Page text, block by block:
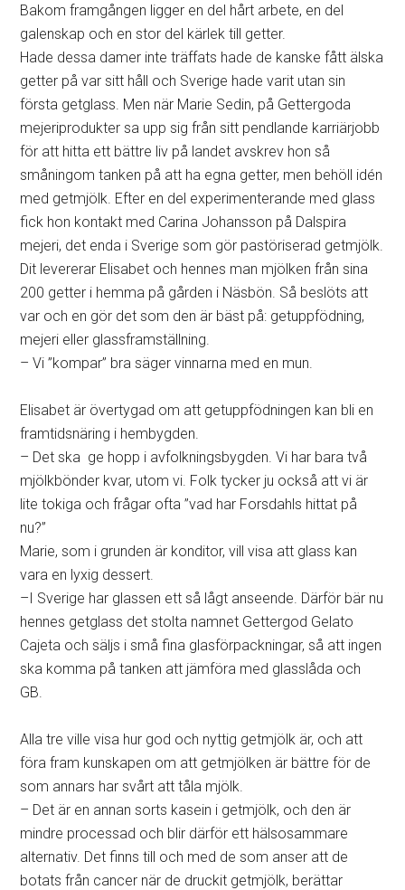
Bakom framgången ligger en del hårt arbete, en del
galenskap och en stor del kärlek till getter.
Hade dessa damer inte träffats hade de kanske fått älska
getter på var sitt håll och Sverige hade varit utan sin
första getglass. Men när Marie Sedin, på Gettergoda
mejeriprodukter sa upp sig från sitt pendlande karriärjobb
för att hitta ett bättre liv på landet avskrev hon så
småningom tanken på att ha egna getter, men behöll idén
med getmjölk. Efter en del experimenterande med glass
fick hon kontakt med Carina Johansson på Dalspira
mejeri, det enda i Sverige som gör pastöriserad getmjölk.
Dit levererar Elisabet och hennes man mjölken från sina
200 getter i hemma på gården i Näsbön. Så beslöts att
var och en gör det som den är bäst på: getuppfödning,
mejeri eller glassframställning.
– Vi ”kompar” bra säger vinnarna med en mun.
Elisabet är övertygad om att getuppfödningen kan bli en
framtidsnäring i hembygden.
– Det ska ge hopp i avfolkningsbygden. Vi har bara två
mjölkbönder kvar, utom vi. Folk tycker ju också att vi är
lite tokiga och frågar ofta ”vad har Forsdahls hittat på
nu?”
Marie, som i grunden är konditor, vill visa att glass kan
vara en lyxig dessert.
–I Sverige har glassen ett så lågt anseende. Därför bär nu
hennes getglass det stolta namnet Gettergod Gelato
Cajeta och säljs i små fina glasförpackningar, så att ingen
ska komma på tanken att jämföra med glasslåda och
GB.
Alla tre ville visa hur god och nyttig getmjölk är, och att
föra fram kunskapen om att getmjölken är bättre för de
som annars har svårt att tåla mjölk.
– Det är en annan sorts kasein i getmjölk, och den är
mindre processad och blir därför ett hälsosammare
alternativ. Det finns till och med de som anser att de
botats från cancer när de druckit getmjölk, berättar